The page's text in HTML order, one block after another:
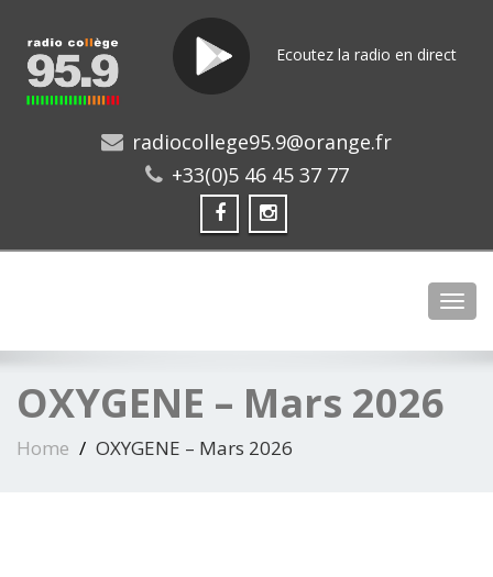
Ecoutez la radio en direct
radiocollege95.9@orange.fr
+33(0)5 46 45 37 77
OXYGENE – Mars 2026
Home OXYGENE – Mars 2026